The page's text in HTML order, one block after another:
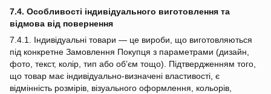
7.4. Особливості індивідуального виготовлення та
відмова від повернення
7.4.1. Індивідуальні товари — це вироби, що виготовляються
під конкретне Замовлення Покупця з параметрами (дизайн,
фото, текст, колір, тип або об’єм тощо). Підтвердженням того,
що товар має індивідуально‑визначені властивості, є
відмінність розмірів, візуального оформлення, кольорів,